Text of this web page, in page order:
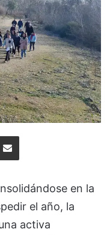
Compartir via Email
en la
el año, la
activa